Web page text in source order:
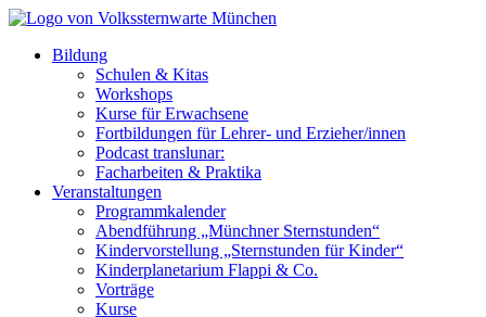
Bildung
Schulen & Kitas
Workshops
Kurse für Erwachsene
Fortbildungen für Lehrer- und Erzieher/innen
Podcast translunar:
Facharbeiten & Praktika
Veranstaltungen
Programmkalender
Abendführung „Münchner Sternstunden“
Kindervorstellung „Sternstunden für Kinder“
Kinderplanetarium Flappi & Co.
Vorträge
Kurse